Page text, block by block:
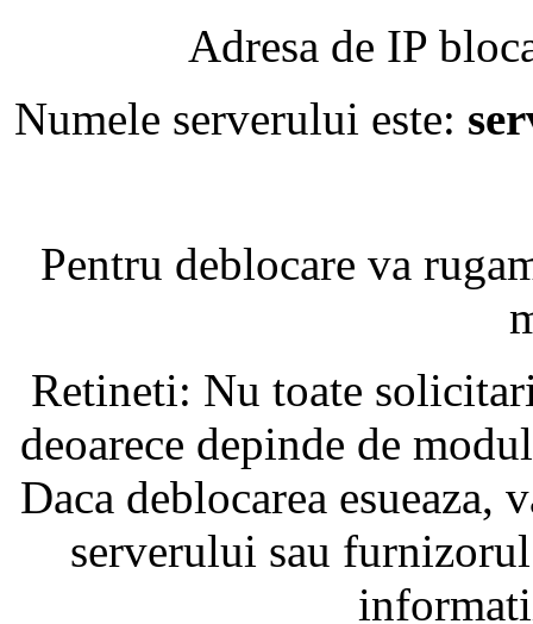
Adresa de IP
Numele serverului este:
Pentru deblocare va
Retineti: Nu toate
deoarece depinde de
Daca deblocarea
serverului sau